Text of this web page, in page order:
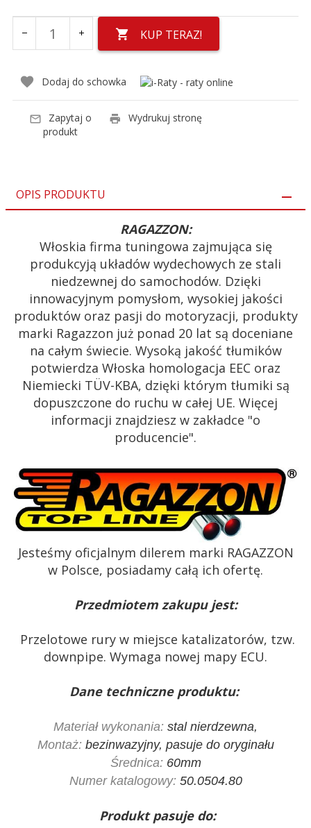
KUP TERAZ!
Dodaj do schowka
Zapytaj o
produkt
Wydrukuj stronę
OPIS PRODUKTU
RAGAZZON:
Włoskia firma tuningowa zajmująca się
produkcyją układów wydechowych ze stali
niedzewnej do samochodów. Dzięki
innowacyjnym pomysłom, wysokiej jakości
produktów oraz pasji do motoryzacji, produkty
marki Ragazzon już ponad 20 lat są doceniane
na całym świecie. Wysoką jakość tłumików
potwierdza Włoska homologacja EEC oraz
Niemiecki TÜV-KBA, dzięki którym tłumiki są
dopuszczone do ruchu w całej UE. Więcej
informacji znajdziesz w zakładce "o
producencie".
Jesteśmy oficjalnym dilerem marki RAGAZZON
w Polsce, posiadamy całą ich ofertę.
Przedmiotem zakupu jest:
Przelotowe rury w miejsce katalizatorów, tzw.
downpipe. Wymaga nowej mapy ECU.
Dane techniczne produktu:
Materiał wykonania: stal nierdzewna,
Montaż:bezinwazyjny, pasuje do oryginału
Średnica:60mm
Numer katalogowy:50.0504.80
Produkt pasuje do: